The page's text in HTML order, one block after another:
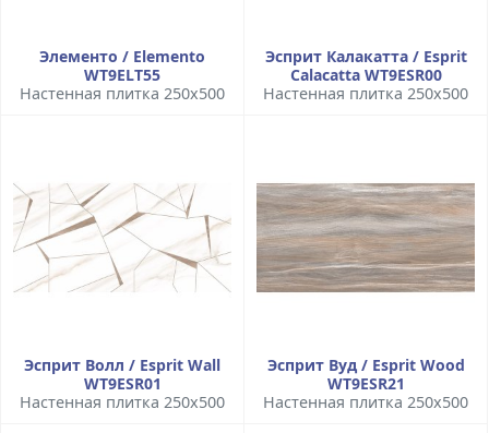
Элементо / Elemento
WT9ELT55
Настенная плитка 250x500
Эсприт Калакатта / Esprit
Calacatta WT9ESR00
Настенная плитка 250x500
Эсприт Волл / Esprit Wall
WT9ESR01
Настенная плитка 250x500
Эсприт Вуд / Esprit Wood
WT9ESR21
Настенная плитка 250x500